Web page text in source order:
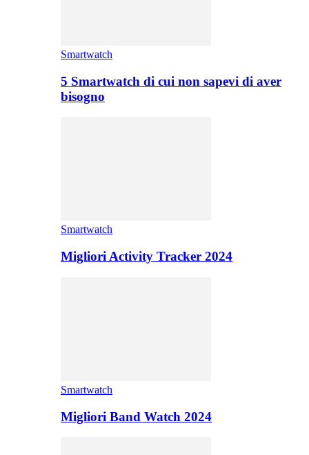
Smartwatch
5 Smartwatch di cui non sapevi di aver
bisogno
Smartwatch
Migliori Activity Tracker 2024
Smartwatch
Migliori Band Watch 2024